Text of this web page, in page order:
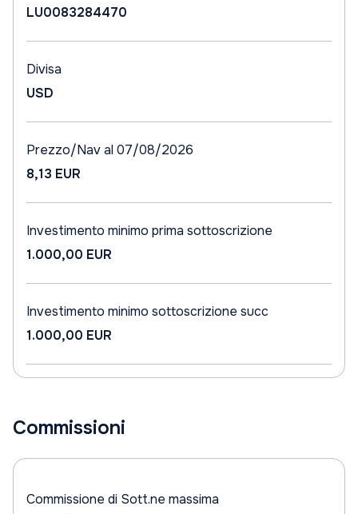
LU0083284470
Divisa
USD
Prezzo/Nav al 07/08/2026
8,13 EUR
Investimento minimo prima sottoscrizione
1.000,00 EUR
Investimento minimo sottoscrizione succ
1.000,00 EUR
Commissioni
Commissione di Sott.ne massima